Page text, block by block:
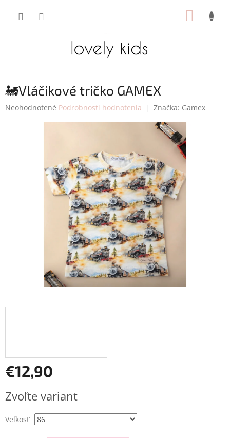
🚂Vláčikové tričko GAMEX
Priemerné
Neohodnotené Podrobnosti hodnotenia Značka: Gamex
€12,90
cena:
Zvoľte variant
Veľkosť